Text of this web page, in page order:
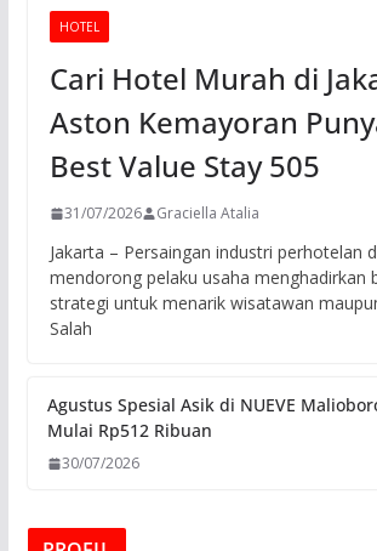
HOTEL
Cari Hotel Murah di
Aston Kemayoran
Best Value Stay 505
31/07/2026 Graciella Atalia
Jakarta – Persaingan industri perhotelan
mendorong pelaku usaha menghadirkan
strategi untuk menarik wisatawan
Salah
Agustus Spesial Asik di NUEVE
Mulai Rp512 Ribuan
30/07/2026